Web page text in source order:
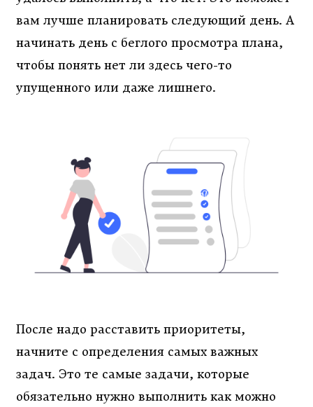
вам лучше планировать следующий день. А
начинать день с беглого просмотра плана,
чтобы понять нет ли здесь чего-то
упущенного или даже лишнего.
После надо расставить приоритеты,
начните с определения самых важных
задач. Это те самые задачи, которые
обязательно нужно выполнить как можно